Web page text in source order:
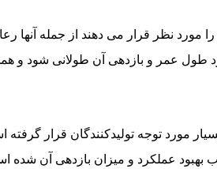
نظر قرار می دهند از جمله آنها
عمر و بازدهی آن طولانی شود و
مورد توجه تولیدکنندگان قرار
بهبود عملکرد و میزان بازدهی آن شده